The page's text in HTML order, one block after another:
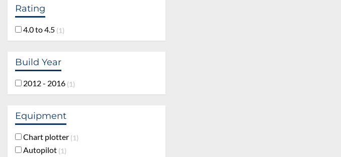
Rating
4.0 to 4.5 1
Build Year
2012 - 2016 1
Equipment
Chart plotter 1
Autopilot 1